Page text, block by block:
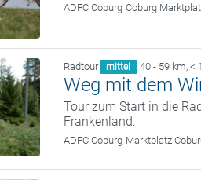
ADFC Coburg Coburg
Radtour mittel 40 - 59 km, <
Weg mit dem
Tour zum Start in die
Frankenland.
ADFC Coburg Marktplatz